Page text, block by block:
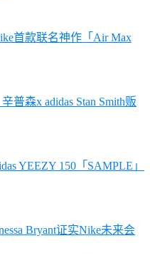
首款联名神作「Air Max
普森x adidas Stan Smith贩
YEEZY 150「SAMPLE」
Bryant证实Nike未来会